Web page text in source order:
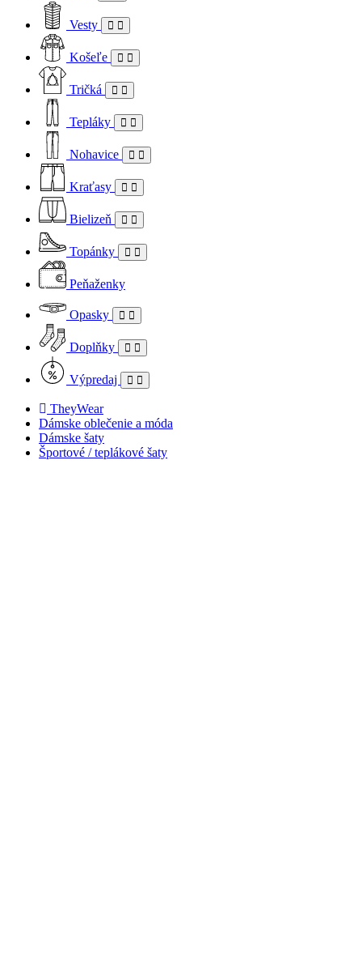
Vesty
Košeľe
Tričká
Tepláky
Nohavice
Kraťasy
Bielizeň
Topánky
Peňaženky
Opasky
Doplňky
Výpredaj
TheyWear
Dámske oblečenie a móda
Dámske šaty
Športové / teplákové šaty